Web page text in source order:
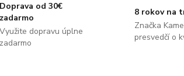
od 30€
dopravu úplne
8 rokov na
Značka
presvedčí o